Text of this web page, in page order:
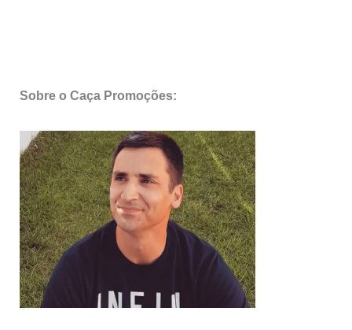
Sobre o Caça Promoções: